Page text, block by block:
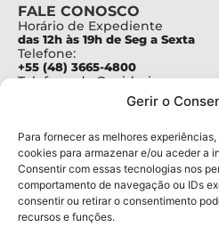
Gerir o
Para fornecer as melhores
cookies para armazenar e/ou aceder a
Consentir com essas tecnologias nos
comportamento de navegação ou IDs
consentir ou retirar o consentimento
recursos e funções.
FALE CONOSCO
Horário de Expediente
das 12h às 19h de Seg a Sexta
Telefone:
+55 (48) 3665-4800
Telefone da Ouvidoria
Para assuntos relacionados à
pesquisa@fapesc.sc.gov.br
Para assuntos relacionados à
inovacao@fapesc.sc.gov.br
Para assuntos relacionados à
bolsas@fapesc.sc.gov.br
Para assuntos relacionados à